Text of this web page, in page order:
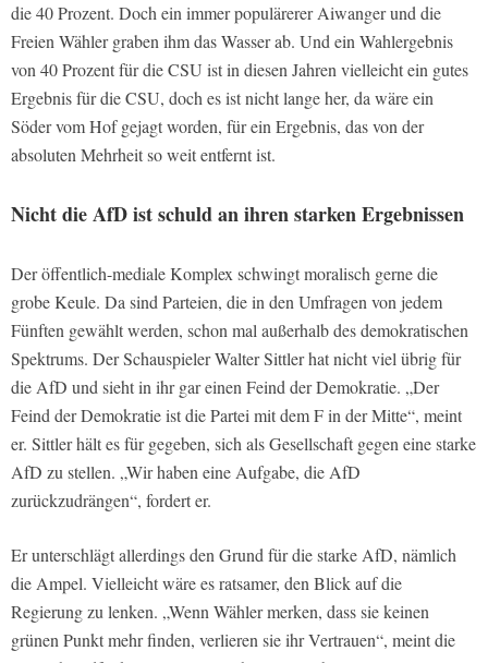
die 40 Prozent. Doch ein immer populärerer Aiwanger und die
Freien Wähler graben ihm das Wasser ab. Und ein Wahlergebnis
von 40 Prozent für die CSU ist in diesen Jahren vielleicht ein gutes
Ergebnis für die CSU, doch es ist nicht lange her, da wäre ein
Söder vom Hof gejagt worden, für ein Ergebnis, das von der
absoluten Mehrheit so weit entfernt ist.
Nicht die AfD ist schuld an ihren starken Ergebnissen
Der öffentlich-mediale Komplex schwingt moralisch gerne die
grobe Keule. Da sind Parteien, die in den Umfragen von jedem
Fünften gewählt werden, schon mal außerhalb des demokratischen
Spektrums. Der Schauspieler Walter Sittler hat nicht viel übrig für
die AfD und sieht in ihr gar einen Feind der Demokratie. „Der
Feind der Demokratie ist die Partei mit dem F in der Mitte“, meint
er. Sittler hält es für gegeben, sich als Gesellschaft gegen eine starke
AfD zu stellen. „Wir haben eine Aufgabe, die AfD
zurückzudrängen“, fordert er.
Er unterschlägt allerdings den Grund für die starke AfD, nämlich
die Ampel. Vielleicht wäre es ratsamer, den Blick auf die
Regierung zu lenken. „Wenn Wähler merken, dass sie keinen
grünen Punkt mehr finden, verlieren sie ihr Vertrauen“, meint die